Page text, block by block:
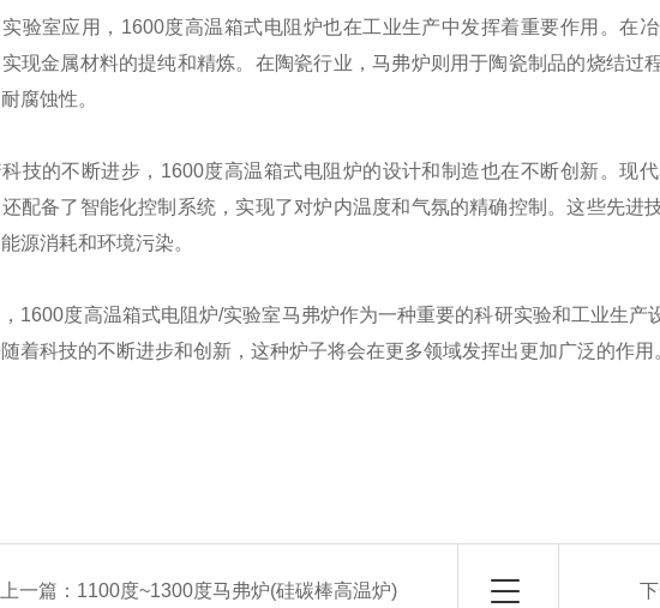
实验室应用，1600度高温箱式电阻炉也在工业生产中发挥着重要作用。在
现金属材料的提纯和精炼。在陶瓷行业，马弗炉则用于陶瓷制品的烧结过
腐蚀性。
科技的不断进步，1600度高温箱式电阻炉的设计和制造也在不断创新。现
配备了智能化控制系统，实现了对炉内温度和气氛的精确控制。这些先进
源消耗和环境污染。
1600度高温箱式电阻炉/实验室马弗炉作为一种重要的科研实验和工业生产
着科技的不断进步和创新，这种炉子将会在更多领域发挥出更加广泛的作用
上一篇： 1100度~1300度马弗炉(硅碳棒高温炉)